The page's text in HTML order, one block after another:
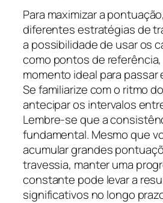
Para maximizar a
diferentes estratégias de
a possibilidade de usar os
como pontos de
momento ideal para passar
Se familiarize com o ritmo
antecipar os intervalos
Lembre-se que a
fundamental. Mesmo que
acumular grandes
travessia, manter uma
constante pode levar a
significativos no longo